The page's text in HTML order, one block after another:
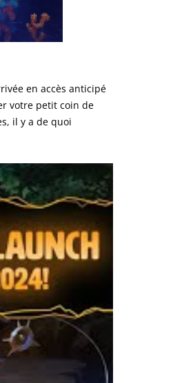
en accès anticipé
votre petit coin de
il y a de quoi